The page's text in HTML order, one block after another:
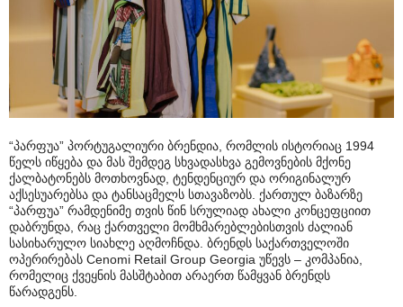
“პარფუა” პორტუგალიური ბრენდია, რომლის ისტორიაც 1994
წელს იწყება და მას შემდეგ სხვადასხვა გემოვნების მქონე
ქალბატონებს მოთხოვნად, ტენდენციურ და ორიგინალურ
აქსესუარებსა და ტანსაცმელს სთავაზობს. ქართულ ბაზარზე
“პარფუა” რამდენიმე თვის წინ სრულიად ახალი კონცეფციით
დაბრუნდა, რაც ქართველი მომხმარებლებისთვის ძალიან
სასიხარულო სიახლე აღმოჩნდა. ბრენდს საქართველოში
ოპერირებას Cenomi Retail Group Georgia უწევს – კომპანია,
რომელიც ქვეყნის მასშტაბით არაერთ წამყვან ბრენდს
წარადგენს.